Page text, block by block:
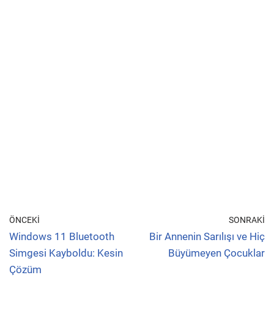
ÖNCEKI
Windows 11 Bluetooth
Simgesi Kayboldu: Kesin
Çözüm
SONRAKI
Bir Annenin Sarılışı ve Hiç
Büyümeyen Çocuklar